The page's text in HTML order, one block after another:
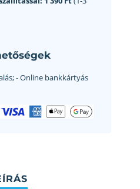
- Online bankkártyás